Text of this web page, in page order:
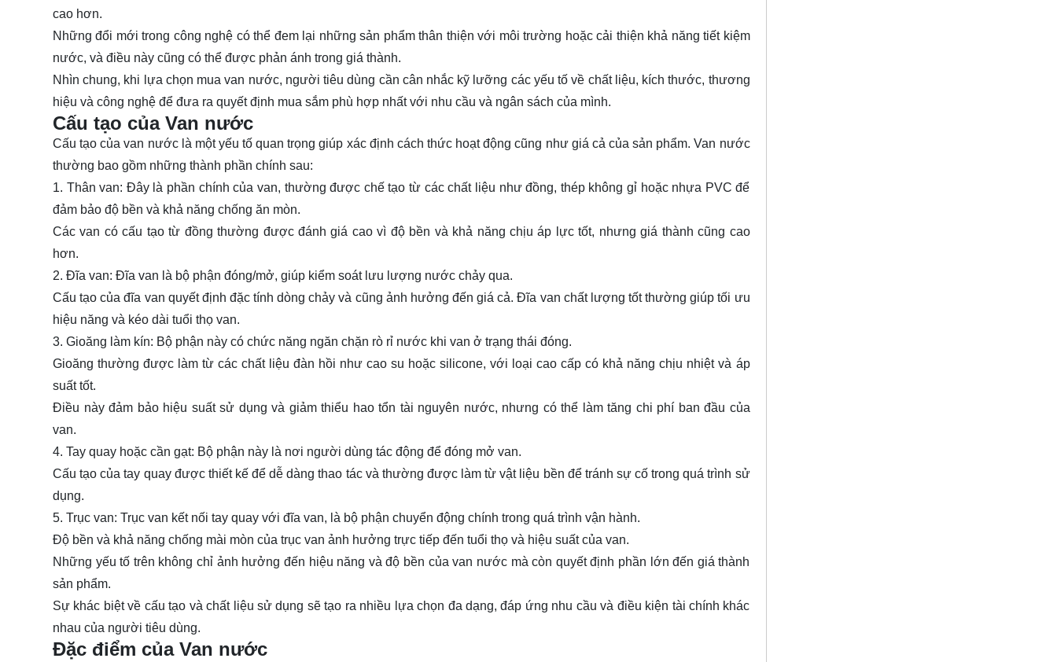
cao hơn.
Những đổi mới trong công nghệ có thể đem lại những sản phẩm thân thiện với môi trường hoặc cải thiện khả năng tiết kiệm
nước, và điều này cũng có thể được phản ánh trong giá thành.
Nhìn chung, khi lựa chọn mua van nước, người tiêu dùng cần cân nhắc kỹ lưỡng các yếu tố về chất liệu, kích thước, thương
hiệu và công nghệ để đưa ra quyết định mua sắm phù hợp nhất với nhu cầu và ngân sách của mình.
Cấu tạo của Van nước
Cấu tạo của van nước là một yếu tố quan trọng giúp xác định cách thức hoạt động cũng như giá cả của sản phẩm. Van nước
thường bao gồm những thành phần chính sau:
1. Thân van: Đây là phần chính của van, thường được chế tạo từ các chất liệu như đồng, thép không gỉ hoặc nhựa PVC để
đảm bảo độ bền và khả năng chống ăn mòn.
Các van có cấu tạo từ đồng thường được đánh giá cao vì độ bền và khả năng chịu áp lực tốt, nhưng giá thành cũng cao
hơn.
2. Đĩa van: Đĩa van là bộ phận đóng/mở, giúp kiểm soát lưu lượng nước chảy qua.
Cấu tạo của đĩa van quyết định đặc tính dòng chảy và cũng ảnh hưởng đến giá cả. Đĩa van chất lượng tốt thường giúp tối ưu
hiệu năng và kéo dài tuổi thọ van.
3. Gioăng làm kín: Bộ phận này có chức năng ngăn chặn rò rỉ nước khi van ở trạng thái đóng.
Gioăng thường được làm từ các chất liệu đàn hồi như cao su hoặc silicone, với loại cao cấp có khả năng chịu nhiệt và áp
suất tốt.
Điều này đảm bảo hiệu suất sử dụng và giảm thiểu hao tổn tài nguyên nước, nhưng có thể làm tăng chi phí ban đầu của
van.
4. Tay quay hoặc cần gạt: Bộ phận này là nơi người dùng tác động để đóng mở van.
Cấu tạo của tay quay được thiết kế để dễ dàng thao tác và thường được làm từ vật liệu bền để tránh sự cố trong quá trình sử
dụng.
5. Trục van: Trục van kết nối tay quay với đĩa van, là bộ phận chuyển động chính trong quá trình vận hành.
Độ bền và khả năng chống mài mòn của trục van ảnh hưởng trực tiếp đến tuổi thọ và hiệu suất của van.
Những yếu tố trên không chỉ ảnh hưởng đến hiệu năng và độ bền của van nước mà còn quyết định phần lớn đến giá thành
sản phẩm.
Sự khác biệt về cấu tạo và chất liệu sử dụng sẽ tạo ra nhiều lựa chọn đa dạng, đáp ứng nhu cầu và điều kiện tài chính khác
nhau của người tiêu dùng.
Đặc điểm của Van nước